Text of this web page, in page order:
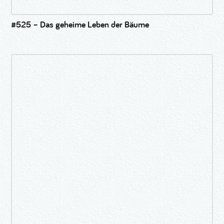
#525 – Das geheime Leben der Bäume